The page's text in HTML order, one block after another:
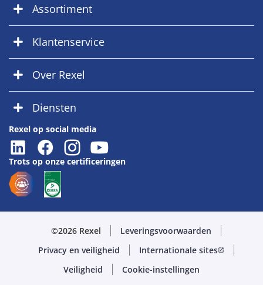
Assortiment
Klantenservice
Over Rexel
Diensten
Rexel op social media
Trots op onze certificeringen
©2026 Rexel
Leveringsvoorwaarden
Privacy en veiligheid
Internationale sitesopen_in_new
Veiligheid Cookie-instellingen